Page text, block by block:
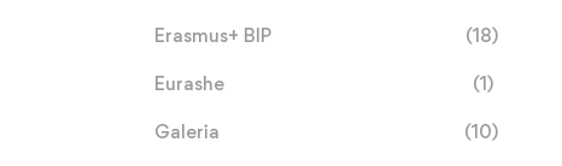
Erasmus+ BIP (18)
Eurashe (1)
Galeria (10)